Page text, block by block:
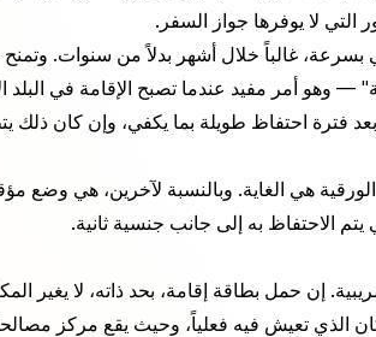
التي لا يوفرها جواز السفر.
غالباً خلال أشهر بدلاً من سنوات. وتمنح
— وهو أمر مفيد عندما تصبح الإقامة في
فترة احتفاظ طويلة بما يكفي، وإن كان ذلك
الورقية هي الغاية. وبالنسبة لآخرين، هي
إن حمل بطاقة إقامة، بحد ذاته، لا يغير
الذي تعيش فيه فعلياً، وحيث يقع مركز